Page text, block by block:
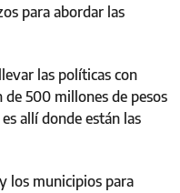
para abordar las
las políticas con
de 500 millones de pesos
allí donde están las
los municipios para